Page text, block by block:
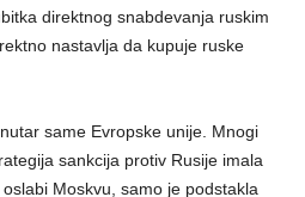
direktnog snabdevanja ruskim
nastavlja da kupuje ruske
same Evropske unije. Mnogi
sankcija protiv Rusije imala
Moskvu, samo je podstakla